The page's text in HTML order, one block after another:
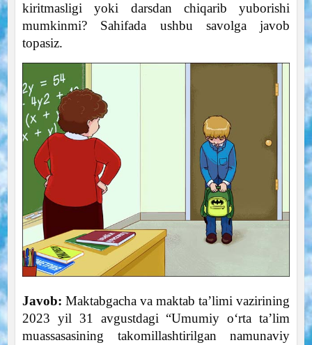
kiritmasligi yoki darsdan chiqarib yuborishi
mumkinmi? Sahifada ushbu savolga javob
topasiz.
Javob: Maktabgacha va maktab ta’limi vazirining
2023 yil 31 avgustdagi “Umumiy o‘rta ta’lim
muassasasining takomillashtirilgan namunaviy